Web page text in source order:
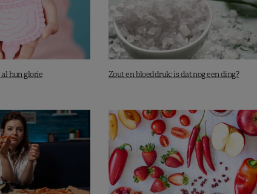
hun glorie Zout en bloeddruk: is dat nog een ding?